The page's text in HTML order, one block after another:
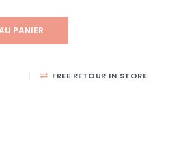
PANIER
FREE RETOUR IN STORE